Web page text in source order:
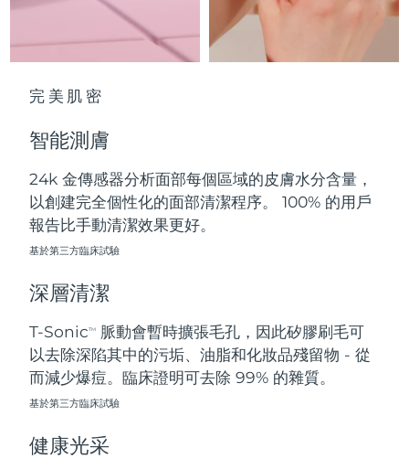
完美肌密
智能測膚
24k 金傳感器分析面部每個區域的皮膚水分含量，
以創建完全個性化的面部清潔程序。 100% 的用戶
報告比手動清潔效果更好。
基於第三方臨床試驗
深層清潔
T-SonicTM
脈動會暫時擴張毛孔，因此矽膠刷毛可
以去除深陷其中的污垢、油脂和化妝品殘留物 - 從
而減少爆痘。臨床證明可去除 99% 的雜質。
基於第三方臨床試驗
健康光采
盧森堡 預計送達日期 8/10/26
馬爾他
墨西哥 預計送達日期 8/14/26
摩納哥
荷蘭
紐西蘭 預計送達日期8/10/26
挪威 預計送達日期